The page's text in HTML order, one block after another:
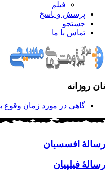
فیلم
پرسش و پاسخ
جستجو
تماس با ما
نان روزانه
گاهی در مورد زمان وقوع
رسالۀ افسسیان
رسالۀ فیلپیان